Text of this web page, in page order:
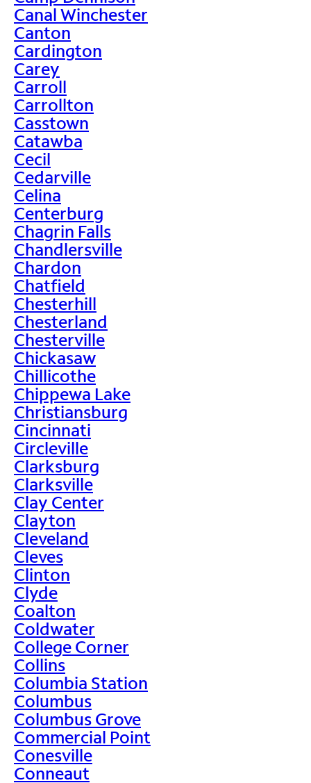
Canal Winchester
Canton
Cardington
Carey
Carroll
Carrollton
Casstown
Catawba
Cecil
Cedarville
Celina
Centerburg
Chagrin Falls
Chandlersville
Chardon
Chatfield
Chesterhill
Chesterland
Chesterville
Chickasaw
Chillicothe
Chippewa Lake
Christiansburg
Cincinnati
Circleville
Clarksburg
Clarksville
Clay Center
Clayton
Cleveland
Cleves
Clinton
Clyde
Coalton
Coldwater
College Corner
Collins
Columbia Station
Columbus
Columbus Grove
Commercial Point
Conesville
Conneaut